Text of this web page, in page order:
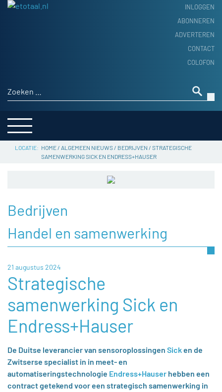
INLOGGEN
ABONNEREN
ADVERTEREN
CONTACT
COLOFON
Zoeken naar:
LEVERANCIERSGIDS
SERVICE
HOME/ ALGEMEEN NIEUWS/ BEDRIJVEN / STRATEGISCHE
SAMENWERKING SICK EN ENDRESS+HAUSER
Bedrijven
Handel en samenwerking
21 augustus 2024
Strategische
samenwerking Sick en
Endress+Hauser
De Duitse leverancier van sensoroplossingen Sicken de
Zwitserse specialist in in meet- en
automatiseringstechnologie Endress+Hauser hebben een
contract getekend voor een strategisch samenwerking in